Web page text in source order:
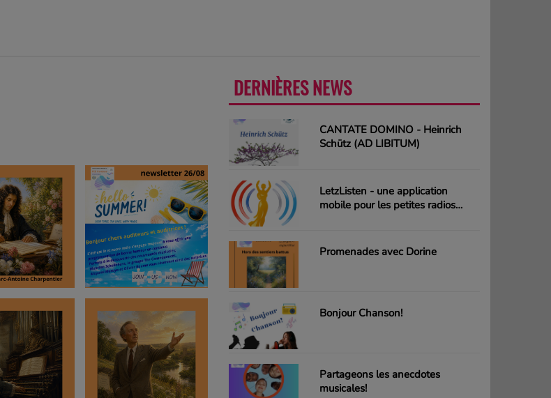
DERNIÈRES NEWS
CANTATE DOMINO - Heinrich
Schütz (AD LIBITUM)
LetzListen - une application
mobile pour les petites radios
Promenades avec Dorine
Bonjour Chanson!
Partageons les anecdotes
musicales!